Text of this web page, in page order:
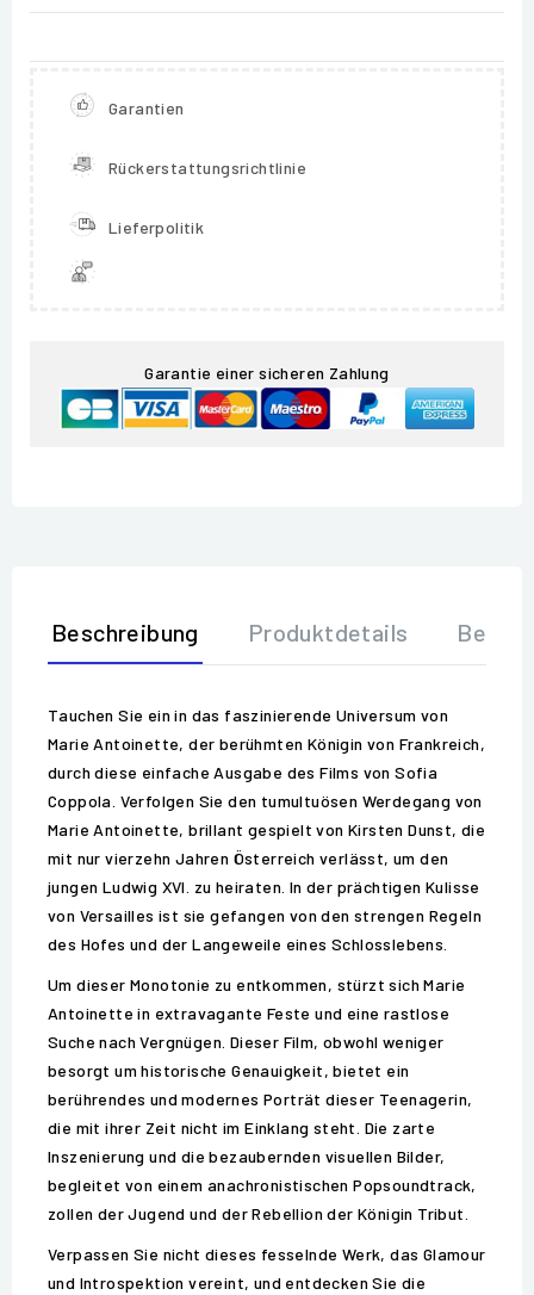
Garantien
Rückerstattungsrichtlinie
Lieferpolitik
Garantie einer sicheren Zahlung
Beschreibung Produktdetails
Tauchen Sie ein in das faszinierende Universum von
Marie Antoinette, der berühmten Königin von Frankreich,
durch diese einfache Ausgabe des Films von Sofia
Coppola. Verfolgen Sie den tumultuösen Werdegang von
Marie Antoinette, brillant gespielt von Kirsten Dunst, die
mit nur vierzehn Jahren Österreich verlässt, um den
jungen Ludwig XVI. zu heiraten. In der prächtigen Kulisse
von Versailles ist sie gefangen von den strengen Regeln
des Hofes und der Langeweile eines Schlosslebens.
Um dieser Monotonie zu entkommen, stürzt sich Marie
Antoinette in extravagante Feste und eine rastlose
Suche nach Vergnügen. Dieser Film, obwohl weniger
besorgt um historische Genauigkeit, bietet ein
berührendes und modernes Porträt dieser Teenagerin,
die mit ihrer Zeit nicht im Einklang steht. Die zarte
Inszenierung und die bezaubernden visuellen Bilder,
begleitet von einem anachronistischen Popsoundtrack,
zollen der Jugend und der Rebellion der Königin Tribut.
Verpassen Sie nicht dieses fesselnde Werk, das Glamour
und Introspektion vereint, und entdecken Sie die